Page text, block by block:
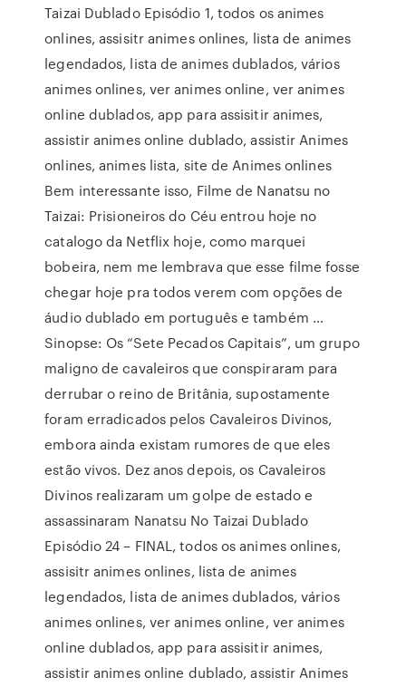
Taizai Dublado Episódio 1, todos os animes
onlines, assisitr animes onlines, lista de animes
legendados, lista de animes dublados, vários
animes onlines, ver animes online, ver animes
online dublados, app para assisitir animes,
assistir animes online dublado, assistir Animes
onlines, animes lista, site de Animes onlines
Bem interessante isso, Filme de Nanatsu no
Taizai: Prisioneiros do Céu entrou hoje no
catalogo da Netflix hoje, como marquei
bobeira, nem me lembrava que esse filme fosse
chegar hoje pra todos verem com opções de
áudio dublado em português e também …
Sinopse: Os “Sete Pecados Capitais”, um grupo
maligno de cavaleiros que conspiraram para
derrubar o reino de Britânia, supostamente
foram erradicados pelos Cavaleiros Divinos,
embora ainda existam rumores de que eles
estão vivos. Dez anos depois, os Cavaleiros
Divinos realizaram um golpe de estado e
assassinaram Nanatsu No Taizai Dublado
Episódio 24 – FINAL, todos os animes onlines,
assisitr animes onlines, lista de animes
legendados, lista de animes dublados, vários
animes onlines, ver animes online, ver animes
online dublados, app para assisitir animes,
assistir animes online dublado, assistir Animes